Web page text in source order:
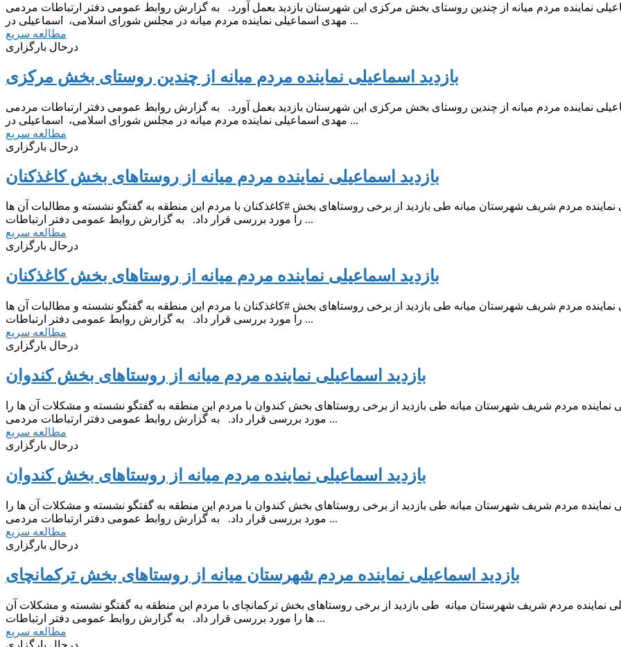
نماینده مردم میانه از چندین روستای بخش مرکزی این شهرستان بازدید بعمل آورد. به گزارش روابط عمومی دفتر ارتباطات مردمی
مهدی اسماعیلی نماینده مردم میانه در مجلس شورای اسلامی، اسماعیلی در ...
مطالعه سریع
درحال بارگزاری
️بازدید اسماعیلی نماینده مردم میانه از چندین روستای بخش مرکزی
نماینده مردم میانه از چندین روستای بخش مرکزی این شهرستان بازدید بعمل آورد. به گزارش روابط عمومی دفتر ارتباطات مردمی
مهدی اسماعیلی نماینده مردم میانه در مجلس شورای اسلامی، اسماعیلی در ...
مطالعه سریع
درحال بارگزاری
بازدید اسماعیلی نماینده مردم میانه از روستاهای بخش کاغذکنان
مردم شریف شهرستان میانه طی بازدید از برخی روستاهای بخش #کاغذکنان با مردم این منطقه به گفتگو نشسته و مطالبات آن ها
را مورد بررسی قرار داد. به گزارش روابط عمومی دفتر ارتباطات ...
مطالعه سریع
درحال بارگزاری
بازدید اسماعیلی نماینده مردم میانه از روستاهای بخش کاغذکنان
مردم شریف شهرستان میانه طی بازدید از برخی روستاهای بخش #کاغذکنان با مردم این منطقه به گفتگو نشسته و مطالبات آن ها
را مورد بررسی قرار داد. به گزارش روابط عمومی دفتر ارتباطات ...
مطالعه سریع
درحال بارگزاری
بازدید اسماعیلی نماینده مردم میانه از روستاهای بخش کندوان
نماینده مردم شریف شهرستان میانه طی بازدید از برخی روستاهای بخش کندوان با مردم این منطقه به گفتگو نشسته و مشکلات آن ها را
مورد بررسی قرار داد. به گزارش روابط عمومی دفتر ارتباطات مردمی ...
مطالعه سریع
درحال بارگزاری
بازدید اسماعیلی نماینده مردم میانه از روستاهای بخش کندوان
نماینده مردم شریف شهرستان میانه طی بازدید از برخی روستاهای بخش کندوان با مردم این منطقه به گفتگو نشسته و مشکلات آن ها را
مورد بررسی قرار داد. به گزارش روابط عمومی دفتر ارتباطات مردمی ...
مطالعه سریع
درحال بارگزاری
️بازدید اسماعیلی نماینده مردم شهرستان میانه از روستاهای بخش ترکمانچای
نماینده مردم شریف شهرستان میانه طی بازدید از برخی روستاهای بخش ترکمانچای با مردم این منطقه به گفتگو نشسته و مشکلات آن
ها را مورد بررسی قرار داد. به گزارش روابط عمومی دفتر ارتباطات ...
مطالعه سریع
درحال بارگزاری